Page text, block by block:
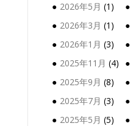
2026年5月 (1)
2026年3月 (1)
2026年1月 (3)
2025年11月 (4)
2025年9月 (8)
2025年7月 (3)
2025年5月 (5)